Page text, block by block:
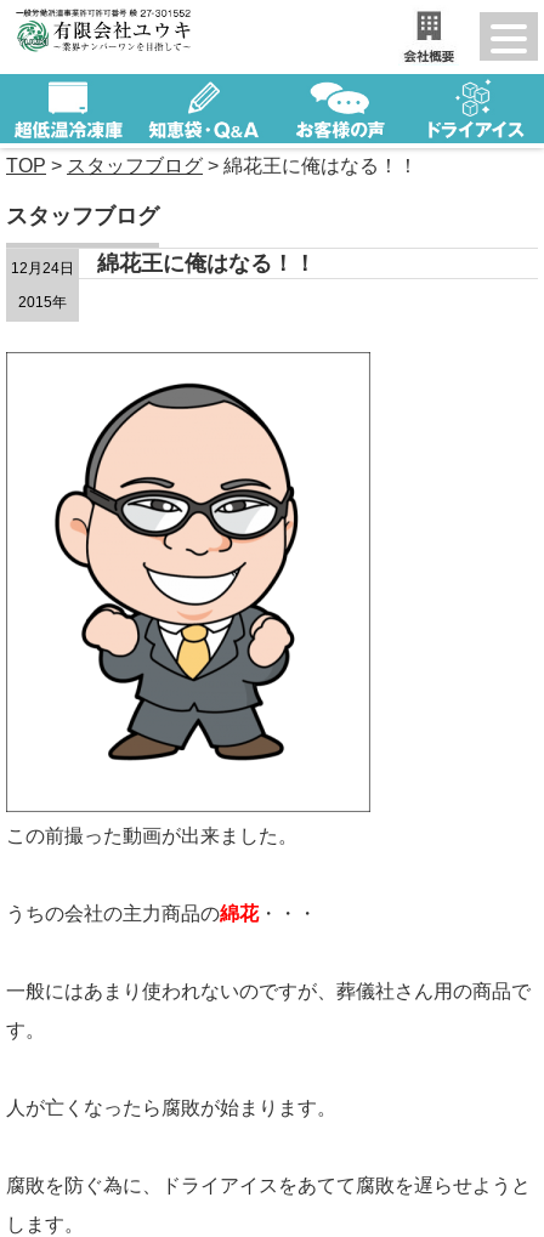
TOP > スタッフブログ > 綿花王に俺はなる！！
スタッフブログ
12月24日
2015年
綿花王に俺はなる！！
この前撮った動画が出来ました。
うちの会社の主力商品の綿花・・・
一般にはあまり使われないのですが、葬儀社さん用の商品で
す。
人が亡くなったら腐敗が始まります。
腐敗を防ぐ為に、ドライアイスをあてて腐敗を遅らせようと
します。